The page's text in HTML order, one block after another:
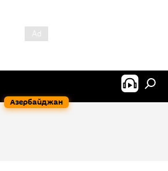
Азербайджан